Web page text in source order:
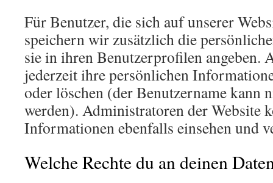
Für Benutzer, die sich auf unserer
speichern wir zusätzlich die
sie in ihren Benutzerprofilen angeben.
jederzeit ihre persönlichen
oder löschen (der Benutzername kann
werden). Administratoren der Website
Informationen ebenfalls einsehen und
Welche Rechte du an deinen